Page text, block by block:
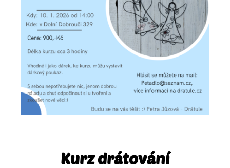
Kurz drátování